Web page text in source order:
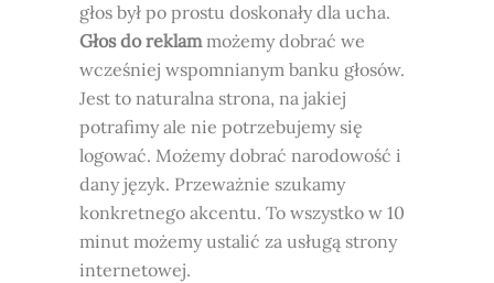
głos był po prostu doskonały dla ucha.
Głos do reklammożemy dobrać we
wcześniej wspomnianym banku głosów.
Jest to naturalna strona, na jakiej
potrafimy ale nie potrzebujemy się
logować. Możemy dobrać narodowość i
dany język. Przeważnie szukamy
konkretnego akcentu. To wszystko w 10
minut możemy ustalić za usługą strony
internetowej.